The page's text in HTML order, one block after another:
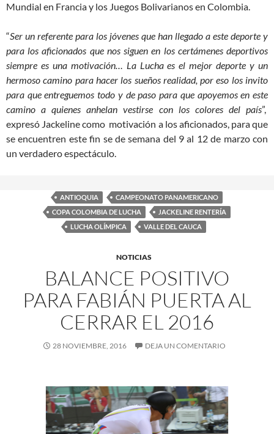
Mundial en Francia y los Juegos Bolivarianos en Colombia.
“Ser un referente para los jóvenes que han llegado a este deporte y
para los aficionados que nos siguen en los certámenes deportivos
siempre es una motivación… La Lucha es el mejor deporte y un
hermoso camino para hacer los sueños realidad, por eso los invito
para que entreguemos todo y de paso para que apoyemos en este
camino a quienes anhelan vestirse con los colores del país”,
expresó Jackeline como motivación a los aficionados, para que
se encuentren este fin se de semana del 9 al 12 de marzo con
un verdadero espectáculo.
ANTIOQUIA
CAMPEONATO PANAMERICANO
COPA COLOMBIA DE LUCHA
JACKELINE RENTERÍA
LUCHA OLÍMPICA
VALLE DEL CAUCA
NOTICIAS
BALANCE POSITIVO
PARA FABIÁN PUERTA AL
CERRAR EL 2016
28 NOVIEMBRE, 2016 DEJA UN COMENTARIO